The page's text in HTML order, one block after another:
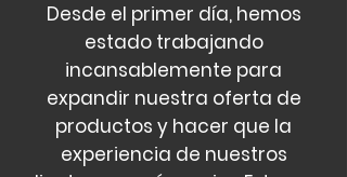
Desde el primer día, hemos
estado trabajando
incansablemente para
expandir nuestra oferta de
productos y hacer que la
experiencia de nuestros